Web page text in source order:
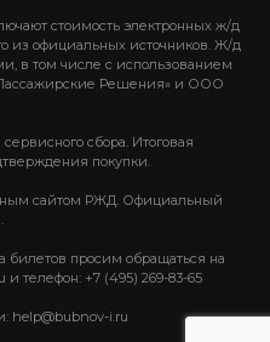
стоимость электронных ж/д
из официальных источников. Ж/д
в том числе с использованием
Решения» и ООО
сбора. Итоговая
покупки.
сайтом РЖД. Официальный
билетов просим обращаться на
и телефон: +7 (495) 269-83-65
help@bubnov-i.ru